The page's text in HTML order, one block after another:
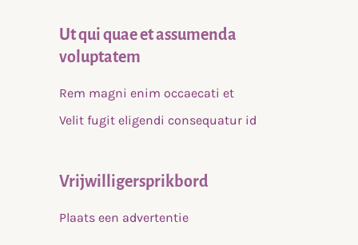
Ut qui quae et assumenda
voluptatem
Rem magni enim occaecati et
Velit fugit eligendi consequatur id
Vrijwilligersprikbord
Plaats een advertentie